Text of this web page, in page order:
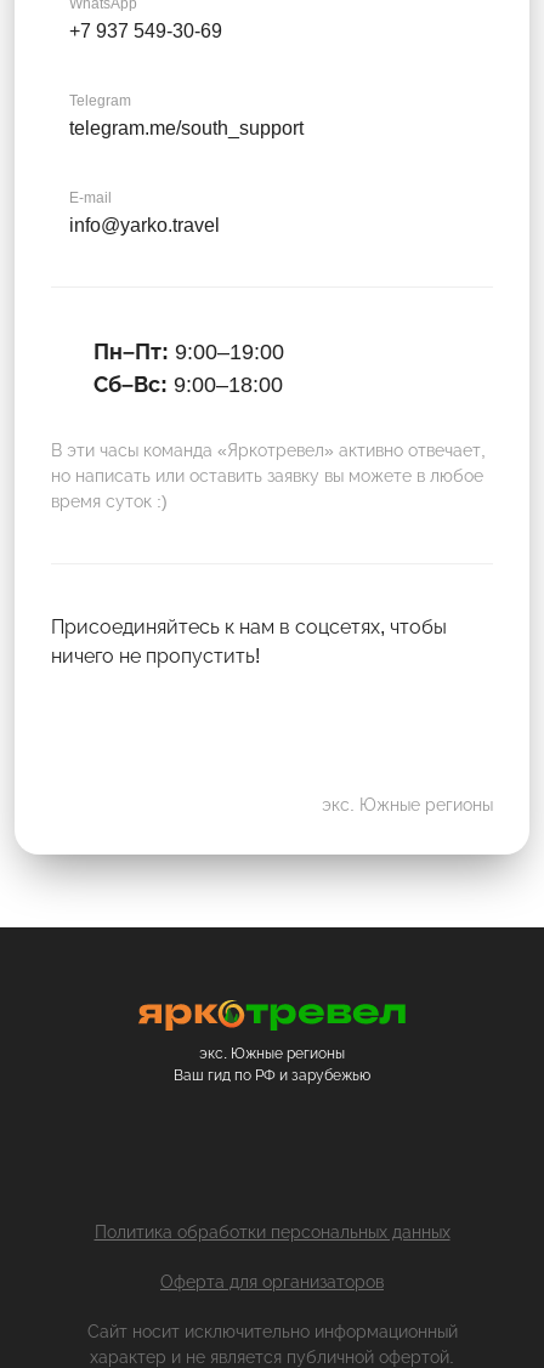
WhatsApp
+7 937 549-30-69
Telegram
telegram.me/south_support
E-mail
info@yarko.travel
Пн–Пт: 9:00–19:00
Сб–Вс: 9:00–18:00
В эти часы команда «Яркотревел» активно отвечает,
но написать или оставить заявку вы можете в любое
время суток :)
Присоединяйтесь к нам в соцсетях, чтобы
ничего не пропустить!
экс. Южные регионы
экс. Южные регионы
Ваш гид по РФ и зарубежью
Политика обработки персональных данных
Оферта для организаторов
Сайт носит исключительно информационный
характер и не является публичной офертой.